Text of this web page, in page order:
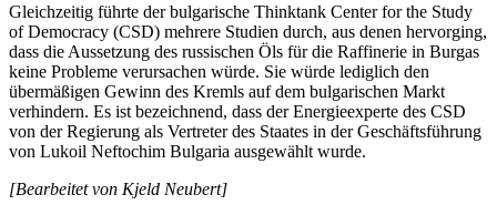
Gleichzeitig führte der bulgarische Thinktank Center for the Study
of Democracy (CSD) mehrere Studien durch, aus denen hervorging,
dass die Aussetzung des russischen Öls für die Raffinerie in Burgas
keine Probleme verursachen würde. Sie würde lediglich den
übermäßigen Gewinn des Kremls auf dem bulgarischen Markt
verhindern. Es ist bezeichnend, dass der Energieexperte des CSD
von der Regierung als Vertreter des Staates in der Geschäftsführung
von Lukoil Neftochim Bulgaria ausgewählt wurde.
[Bearbeitet von Kjeld Neubert]